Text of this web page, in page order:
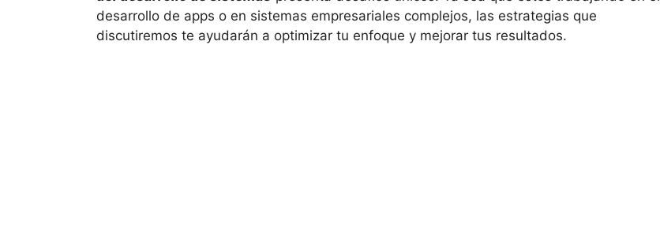
desarrollo de apps o en sistemas empresariales complejos, las estrategias que
discutiremos te ayudarán a optimizar tu enfoque y mejorar tus resultados.